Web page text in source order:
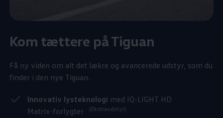
Kom tættere på Tiguan
Få ny viden om alt det lækre og avancerede udstyr, som du
finder i den nye Tiguan.
Innovativ lysteknologi med IQ-LIGHT HD
Matrix-forlygter
(Ekstraudstyr)